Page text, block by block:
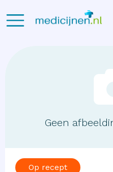
Geen
Op recept